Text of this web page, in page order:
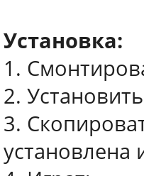
Установка:
1.
2. Установить
3.
установлена